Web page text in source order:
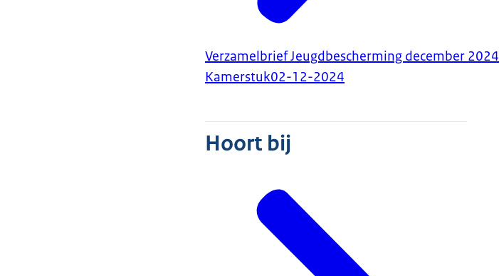
Verzamelbrief Jeugdbescherming december 2024
Kamerstuk02-12-2024
Hoort bij